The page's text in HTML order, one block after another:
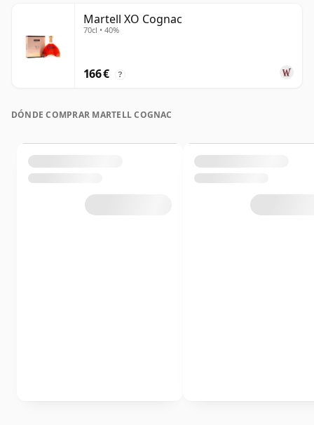
Martell XO Cognac
70cl • 40%
166 € ?
DÓNDE COMPRAR MARTELL COGNAC